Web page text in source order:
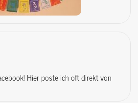
Hier poste ich oft direkt von